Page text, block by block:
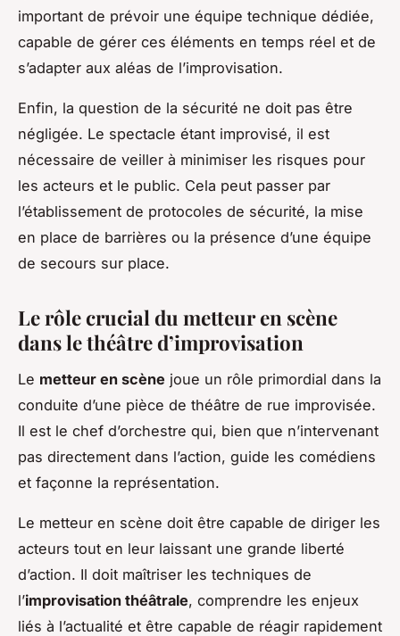
important de prévoir une équipe technique dédiée,
capable de gérer ces éléments en temps réel et de
s’adapter aux aléas de l’improvisation.
Enfin, la question de la sécurité ne doit pas être
négligée. Le spectacle étant improvisé, il est
nécessaire de veiller à minimiser les risques pour
les acteurs et le public. Cela peut passer par
l’établissement de protocoles de sécurité, la mise
en place de barrières ou la présence d’une équipe
de secours sur place.
Le rôle crucial du metteur en scène
dans le théâtre d’improvisation
Le metteur en scène joue un rôle primordial dans la
conduite d’une pièce de théâtre de rue improvisée.
Il est le chef d’orchestre qui, bien que n’intervenant
pas directement dans l’action, guide les comédiens
et façonne la représentation.
Le metteur en scène doit être capable de diriger les
acteurs tout en leur laissant une grande liberté
d’action. Il doit maîtriser les techniques de
l’improvisation théâtrale, comprendre les enjeux
liés à l’actualité et être capable de réagir rapidement